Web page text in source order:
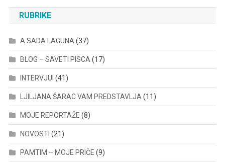
RUBRIKE
A SADA LAGUNA (37)
BLOG – SAVETI PISCA (17)
INTERVJUI (41)
LJILJANA ŠARAC VAM PREDSTAVLJA (11)
MOJE REPORTAŽE (8)
NOVOSTI (21)
PAMTIM – MOJE PRIČE (9)